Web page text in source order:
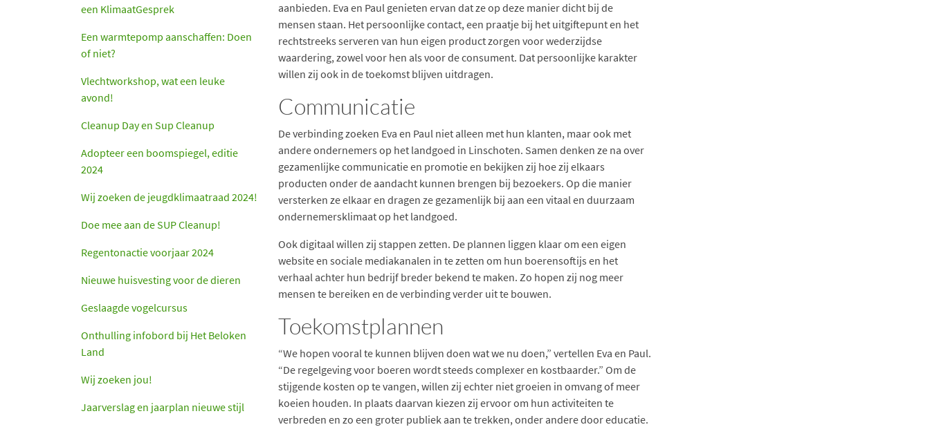
aanbieden. Eva en Paul genieten ervan dat ze op deze manier dicht bij de
mensen staan. Het persoonlijke contact, een praatje bij het uitgiftepunt en het
rechtstreeks serveren van hun eigen product zorgen voor wederzijdse
waardering, zowel voor hen als voor de consument. Dat persoonlijke karakter
willen zij ook in de toekomst blijven uitdragen.
Communicatie
De verbinding zoeken Eva en Paul niet alleen met hun klanten, maar ook met
andere ondernemers op het landgoed in Linschoten. Samen denken ze na over
gezamenlijke communicatie en promotie en bekijken zij hoe zij elkaars
producten onder de aandacht kunnen brengen bij bezoekers. Op die manier
versterken ze elkaar en dragen ze gezamenlijk bij aan een vitaal en duurzaam
ondernemersklimaat op het landgoed.
Ook digitaal willen zij stappen zetten. De plannen liggen klaar om een eigen
website en sociale mediakanalen in te zetten om hun boerensoftijs en het
verhaal achter hun bedrijf breder bekend te maken. Zo hopen zij nog meer
mensen te bereiken en de verbinding verder uit te bouwen.
Toekomstplannen
“We hopen vooral te kunnen blijven doen wat we nu doen,” vertellen Eva en Paul.
“De regelgeving voor boeren wordt steeds complexer en kostbaarder.” Om de
stijgende kosten op te vangen, willen zij echter niet groeien in omvang of meer
koeien houden. In plaats daarvan kiezen zij ervoor om hun activiteiten te
verbreden en zo een groter publiek aan te trekken, onder andere door educatie.
een KlimaatGesprek
Een warmtepomp aanschaffen: Doen
of niet?
Vlechtworkshop, wat een leuke
avond!
Cleanup Day en Sup Cleanup
Adopteer een boomspiegel, editie
2024
Wij zoeken de jeugdklimaatraad 2024!
Doe mee aan de SUP Cleanup!
Regentonactie voorjaar 2024
Nieuwe huisvesting voor de dieren
Geslaagde vogelcursus
Onthulling infobord bij Het Beloken
Land
Wij zoeken jou!
Jaarverslag en jaarplan nieuwe stijl